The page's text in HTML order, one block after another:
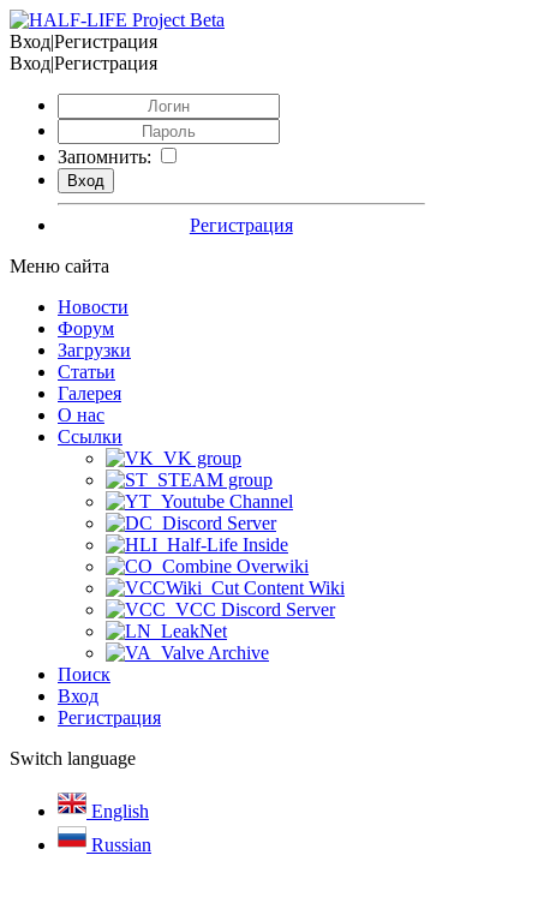
Вход|Регистрация
Вход|Регистрация
Запомнить:
Регистрация
Меню сайта
Новости
Форум
Загрузки
Статьи
Галерея
О нас
Ссылки
VK group
STEAM group
Youtube Channel
Discord Server
Half-Life Inside
Combine Overwiki
Cut Content Wiki
VCC Discord Server
LeakNet
Valve Archive
Поиск
Вход
Регистрация
Switch language
English
Russian